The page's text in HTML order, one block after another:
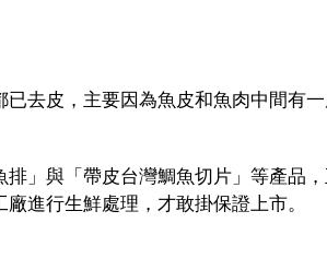
去皮，主要因為魚皮和魚肉中間有
」與「帶皮台灣鯛魚切片」等產品
進行生鮮處理，才敢掛保證上市。